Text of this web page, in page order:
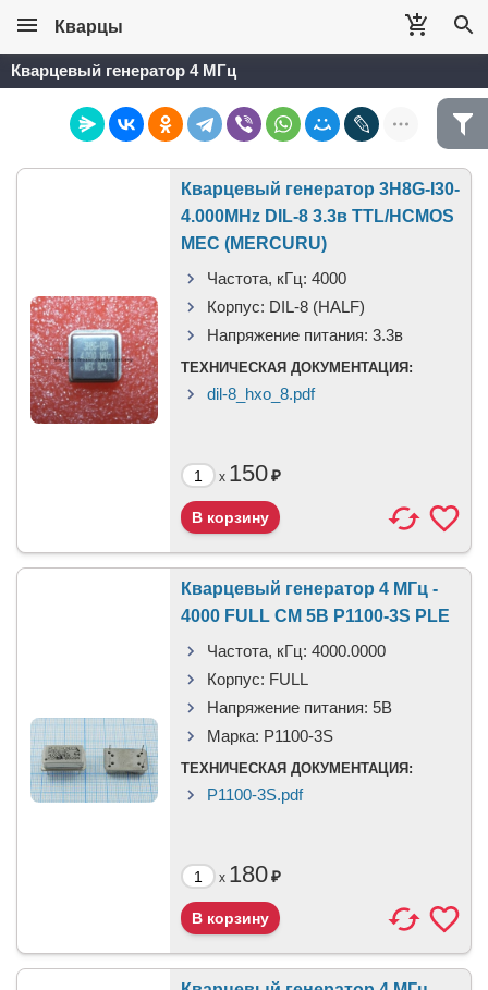
Кварцы
Кварцевый генератор 4 МГц
Кварцевый генератор 3H8G-I30-
4.000MHz DIL-8 3.3в TTL/HCMOS
МЕС (MERCURU)
Частота, кГц: 4000
Корпус: DIL-8 (HALF)
Напряжение питания: 3.3в
ТЕХНИЧЕСКАЯ ДОКУМЕНТАЦИЯ:
dil-8_hxo_8.pdf
x 150₽
Кварцевый генератор 4 МГц -
4000 FULL CM 5В P1100-3S PLE
Частота, кГц: 4000.0000
Корпус: FULL
Напряжение питания: 5В
Марка: P1100-3S
ТЕХНИЧЕСКАЯ ДОКУМЕНТАЦИЯ:
P1100-3S.pdf
x 180₽